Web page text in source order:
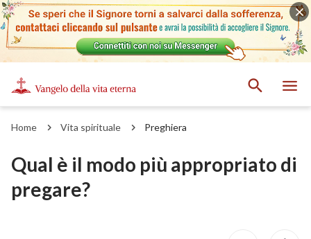
Home Vita spirituale Preghiera
Qual è il modo più appropriato di
pregare?